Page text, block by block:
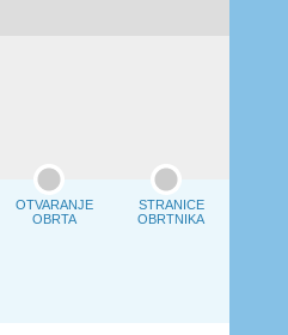
OTVARANJE
OBRTA
STRANICE
OBRTNIKA